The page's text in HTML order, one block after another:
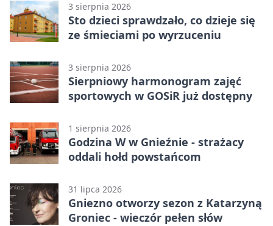
3 sierpnia 2026
Sto dzieci sprawdzało, co dzieje się
ze śmieciami po wyrzuceniu
3 sierpnia 2026
Sierpniowy harmonogram zajęć
sportowych w GOSiR już dostępny
1 sierpnia 2026
Godzina W w Gnieźnie - strażacy
oddali hołd powstańcom
31 lipca 2026
Gniezno otworzy sezon z Katarzyną
Groniec - wieczór pełen słów